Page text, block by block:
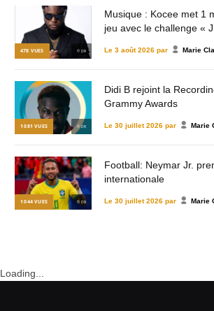
478 VUES © DR
Musique : Kocee met 1
jeu avec le challenge «
Le 3 août 2026 par Marie
1 081 VUES © DR
Didi B rejoint la
Grammy Awards
Le 30 juillet 2026 par Marie
1 044 VUES © DR
Football: Neymar Jr.
internationale
Le 30 juillet 2026 par Marie
Loading...